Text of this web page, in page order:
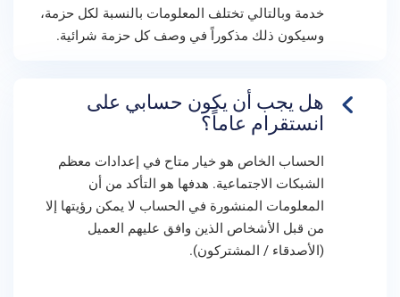
خدمة وبالتالي تختلف المعلومات بالنسبة لكل حزمة،
وسيكون ذلك مذكوراً في وصف كل حزمة شرائية.
هل يجب أن يكون حسابي على
انستقرام عاماً؟
الحساب الخاص هو خيار متاح في إعدادات معظم
الشبكات الاجتماعية. هدفها هو التأكد من أن
المعلومات المنشورة في الحساب لا يمكن رؤيتها إلا
من قبل الأشخاص الذين وافق عليهم العميل
(الأصدقاء / المشتركون).